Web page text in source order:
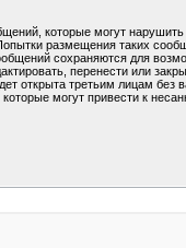
которые могут
размещения таких
сохраняются для
перенести или
открыта третьим лицам без
могут привести к